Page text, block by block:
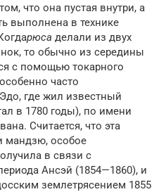
что она пустая внутри, а
выполнена в технике
рюса делали из двух
то обычно из середины
с помощью токарного
часто
где жил известный
в 1780 годы), по имени
Считается, что эта
мандзю, особое
в связи с
Ансэй (1854—1860), и
землетрясением 1855